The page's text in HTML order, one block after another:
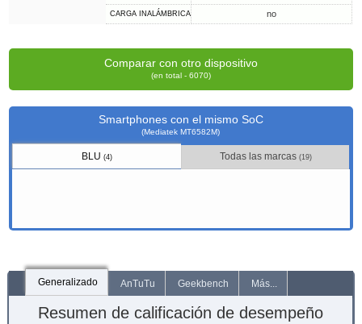
CARGA INALÁMBRICA no
Comparar con otro dispositivo
(en total - 6070)
Smartphones con el mismo SoC
(Mediatek MT6582M)
BLU(4) Todas las marcas (19)
Generalizado AnTuTu Geekbench Más...
Resumen de calificación de desempeño